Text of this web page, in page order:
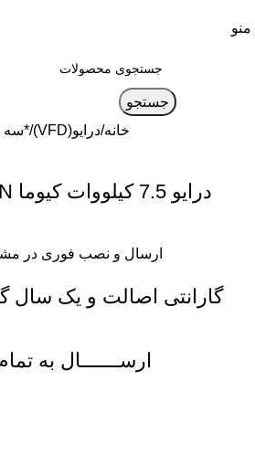
منو
جستجو
خانه درایو(VFD) *سه
درایو 7.5 کیلووات کیوما QMA Q1000N
ارسال و نصب فوری در
گارانتی اصالت و یک سال
ارســـــــال به